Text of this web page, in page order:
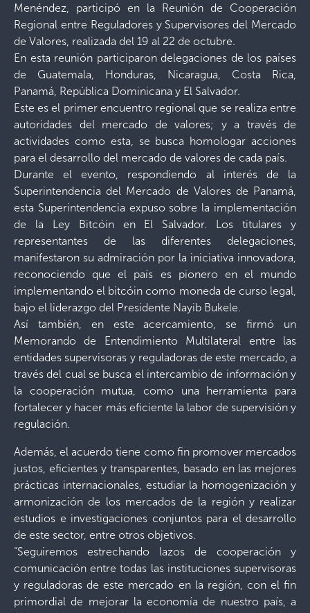
Menéndez, participó en la Reunión de Cooperación
Regional entre Reguladores y Supervisores del Mercado
de Valores, realizada del 19 al 22 de octubre.
En esta reunión participaron delegaciones de los países
de Guatemala, Honduras, Nicaragua, Costa Rica,
Panamá, República Dominicana y El Salvador.
Este es el primer encuentro regional que se realiza entre
autoridades del mercado de valores; y a través de
actividades como esta, se busca homologar acciones
para el desarrollo del mercado de valores de cada país.
Durante el evento, respondiendo al interés de la
Superintendencia del Mercado de Valores de Panamá,
esta Superintendencia expuso sobre la implementación
de la Ley Bitcóin en El Salvador. Los titulares y
representantes de las diferentes delegaciones,
manifestaron su admiración por la iniciativa innovadora,
reconociendo que el país es pionero en el mundo
implementando el bitcóin como moneda de curso legal,
bajo el liderazgo del Presidente Nayib Bukele.
Así también, en este acercamiento, se firmó un
Memorando de Entendimiento Multilateral entre las
entidades supervisoras y reguladoras de este mercado, a
través del cual se busca el intercambio de información y
la cooperación mutua, como una herramienta para
fortalecer y hacer más eficiente la labor de supervisión y
regulación.
Además, el acuerdo tiene como fin promover mercados
justos, eficientes y transparentes, basado en las mejores
prácticas internacionales, estudiar la homogenización y
armonización de los mercados de la región y realizar
estudios e investigaciones conjuntos para el desarrollo
de este sector, entre otros objetivos.
“Seguiremos estrechando lazos de cooperación y
comunicación entre todas las instituciones supervisoras
y reguladoras de este mercado en la región, con el fin
primordial de mejorar la economía de nuestro país, a